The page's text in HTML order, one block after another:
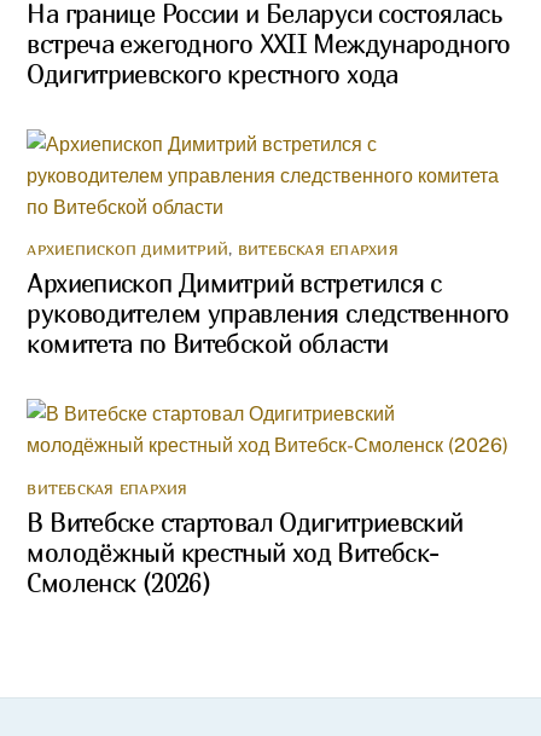
На границе России и Беларуси состоялась
встреча ежегодного XXII Международного
Одигитриевского крестного хода
АРХИЕПИСКОП ДИМИТРИЙ, ВИТЕБСКАЯ ЕПАРХИЯ
Архиепископ Димитрий встретился с
руководителем управления следственного
комитета по Витебской области
ВИТЕБСКАЯ ЕПАРХИЯ
В Витебске стартовал Одигитриевский
молодёжный крестный ход Витебск-
Смоленск (2026)